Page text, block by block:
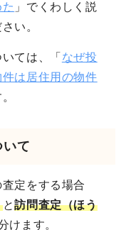
」でくわしく説
い。
ては、「 なぜ投
は居住用の物件
て
定をする場合
と訪問査定（ほう
けます。